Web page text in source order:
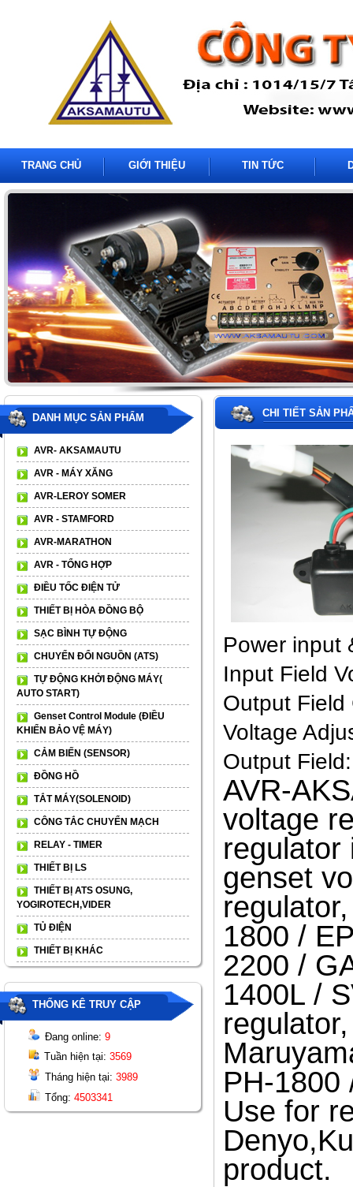
TRANG CHỦ GIỚI THIỆU TIN TỨC
DANH MỤC SẢN PHẨM
AVR- AKSAMAUTU
AVR - MÁY XĂNG
AVR-LEROY SOMER
AVR - STAMFORD
AVR-MARATHON
AVR - TỔNG HỢP
ĐIỀU TỐC ĐIỆN TỬ
THIẾT BỊ HÒA ĐỒNG BỘ
SẠC BÌNH TỰ ĐỘNG
CHUYỂN ĐỔI NGUỒN (ATS)
TỰ ĐỘNG KHỞI ĐỘNG MÁY(
AUTO START)
Genset Control Module (ĐIỀU
KHIỂN BẢO VỆ MÁY)
CẢM BIẾN (SENSOR)
ĐỒNG HỒ
TẮT MÁY(SOLENOID)
CÔNG TẮC CHUYỂN MẠCH
RELAY - TIMER
THIẾT BỊ LS
THIẾT BỊ ATS OSUNG,
YOGIROTECH,VIDER
TỦ ĐIỆN
THIẾT BỊ KHÁC
THỐNG KÊ TRUY CẬP
Đang online: 9
Tuần hiện tại: 3569
Tháng hiện tại: 3989
Tổng: 4503341
CHI TIẾT SẢN
Power input
Input Field
Output
Voltage
Output
AVR-
voltage
regulator
genset
1800 /
2200 /
1400L /
PH-1800
Use for
product.